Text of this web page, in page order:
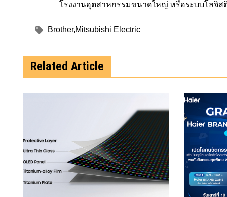
โรงงานอุตสาหกรรมขนาดใหญ่ หรือระบบโลจิส
Brother,Mitsubishi Electric
Related Article